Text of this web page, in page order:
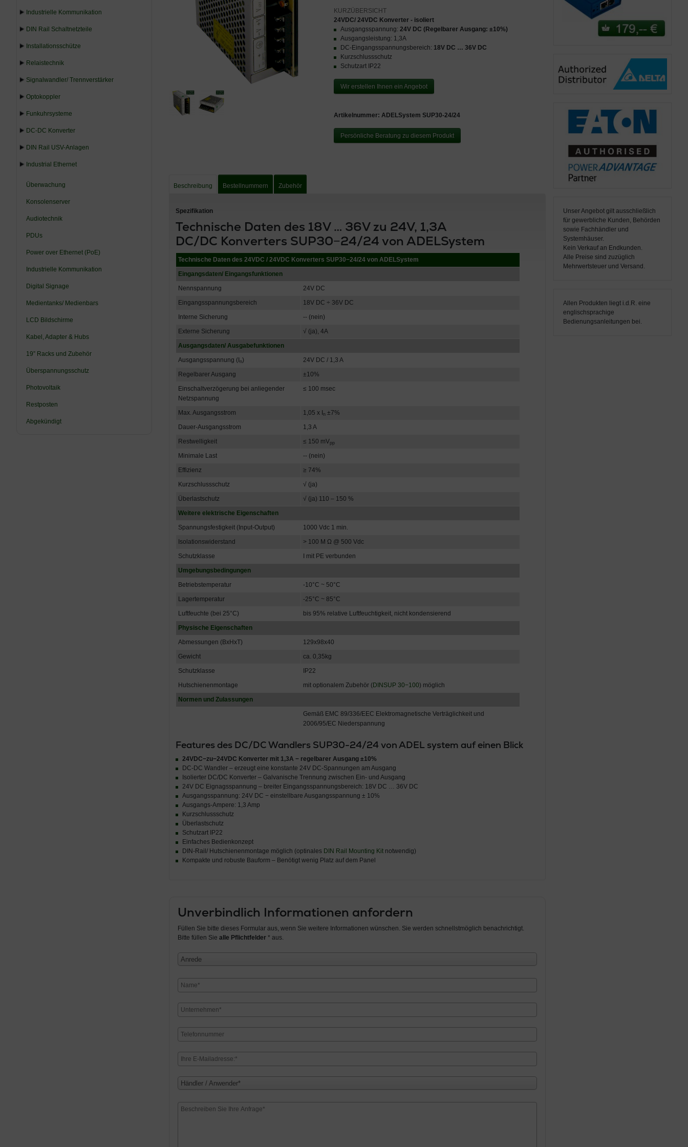
Industrielle Kommunikation
DIN Rail Schaltnetzteile
Installationsschütze
Relaistechnik
Signalwandler/ Trennverstärker
Optokoppler
Funkuhrsysteme
DC-DC Konverter
DIN Rail USV-Anlagen
Industrial Ethernet
Überwachung
Konsolenserver
Audiotechnik
PDUs
Power over Ethernet (PoE)
Industrielle Kommunikation
Digital Signage
Medientanks/ Medienbars
LCD Bildschirme
Kabel, Adapter & Hubs
19” Racks und Zubehör
Überspannungsschutz
Photovoltaik
Restposten
Abgekündigt
24VDC/ 24VDC Konverter - isoliert
Ausgangsspannung: 24V DC (Regelbarer Ausgang: ±10%)
Ausgangsleistung: 1,3A
DC-Eingangsspannungsbereich: 18V DC … 36V DC
Kurzschlussschutz
Schutzart IP22
Wir erstellen Ihnen ein Angebot
Artikelnummer: ADELSystem SUP30-24/24
Persönliche Beratung zu diesem Produkt
Beschreibung Bestellnummern Zubehör
Spezifikation
Technische Daten des 18V … 36V zu 24V, 1,3A
DC/DC Konverters SUP30−24/24 von ADELSystem
Technische Daten des 24VDC / 24VDC Konverters SUP30−24/24 von ADELSystem
Eingangsdaten/ Eingangsfunktionen
Nennspannung
24V DC
Eingangsspannungsbereich
18V DC ÷ 36V DC
Interne Sicherung
-- (nein)
Externe Sicherung
√ (ja), 4A
Ausgangsdaten/ Ausgabefunktionen
Ausgangsspannung (In)
24V DC / 1,3 A
Regelbarer Ausgang
±10%
Einschaltverzögerung bei anliegender
Netzspannung
≤ 100 msec
Max. Ausgangsstrom 1,05 x I n ±7%
Dauer-Ausgangsstrom
1,3 A
Restwelligkeit
≤ 150 mVpp
Minimale Last
-- (nein)
Effizienz
≥ 74%
Kurzschlussschutz
√ (ja)
Überlastschutz
√ (ja) 110 – 150 %
Weitere elektrische Eigenschaften
Spannungsfestigkeit (Input-Output)
1000 Vdc 1 min.
Isolationswiderstand
> 100 M Ω @ 500 Vdc
Schutzklasse
I mit PE verbunden
Umgebungsbedingungen
Betriebstemperatur
-10°C ~ 50°C
Lagertemperatur
-25°C ~ 85°C
Luftfeuchte (bei 25°C)
bis 95% relative Luftfeuchtigkeit, nicht kondensierend
Physische Eigenschaften
Abmessungen (BxHxT)
129x98x40
Gewicht
ca. 0,35kg
Schutzklasse
IP22
Hutschienenmontage
mit optionalem Zubehör (DINSUP 30−100) möglich
Normen und Zulassungen
Gemäß EMC 89/336/EEC Elektromagnetische Verträglichkeit und
2006/95/EC Niederspannung
Features des DC/DC Wandlers SUP30-24/24 von ADEL system auf einen Blick
24VDC−zu−24VDC Konverter mit 1,3A − regelbarer Ausgang ±10%
DC-DC Wandler – erzeugt eine konstante 24V DC-Spannungen am Ausgang
Isolierter DC/DC Konverter – Galvanische Trennung zwischen Ein- und Ausgang
24V DC Eignagsspannung – breiter Eingangsspannungsbereich: 18V DC … 36V DC
Ausgangsspannung: 24V DC − einstellbare Ausgangsspannung ± 10%
Ausgangs-Ampere: 1,3 Amp
Kurzschlussschutz
Überlastschutz
Schutzart IP22
Einfaches Bedienkonzept
DIN-Rail/ Hutschienenmontage möglich (optinales DIN Rail Mounting Kit notwendig)
Kompakte und robuste Bauform – Benötigt wenig Platz auf dem Panel
Unverbindlich Informationen anfordern
Füllen Sie bitte dieses Formular aus, wenn Sie weitere Informationen wünschen. Sie werden schnellstmöglich benachrichtigt.
Bitte füllen Sie alle Pflichtfelder* aus.
Anrede
Händler / Anwender*
Unser Angebot gilt ausschließlich
für gewerbliche Kunden, Behörden
sowie Fachhändler und
Systemhäuser.
Kein Verkauf an Endkunden.
Alle Preise sind zuzüglich
Mehrwertsteuer und Versand.
Allen Produkten liegt i.d.R. eine
englischsprachige
Bedienungsanleitungen bei.